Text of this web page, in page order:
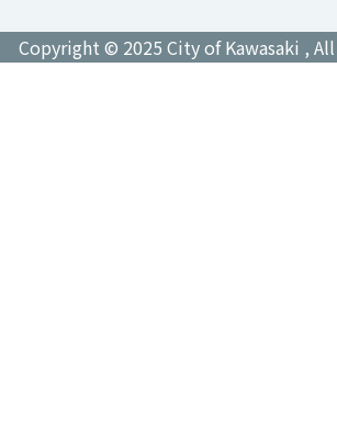
Copyright © 2025 City of Kawasaki ,